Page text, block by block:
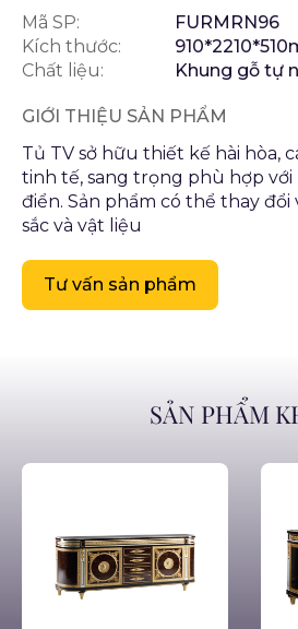
Mã SP:
FURMRN96
Kích thước:
Chất liệu:
Khung gỗ tự
GIỚI THIỆU SẢN PHẨM
Tủ TV sở hữu thiết kế hài hòa,
tinh tế, sang trọng phù hợp với
điển. Sản phẩm có thể thay
sắc và vật liệu
Tư vấn sản phẩm
SẢN PHẨM